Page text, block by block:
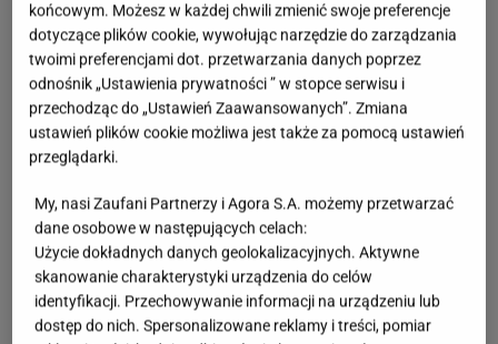
końcowym. Możesz w każdej chwili zmienić swoje preferencje
dotyczące plików cookie, wywołując narzędzie do zarządzania
twoimi preferencjami dot. przetwarzania danych poprzez
odnośnik „Ustawienia prywatności ” w stopce serwisu i
przechodząc do „Ustawień Zaawansowanych”. Zmiana
ustawień plików cookie możliwa jest także za pomocą ustawień
przeglądarki.
My, nasi Zaufani Partnerzy i Agora S.A. możemy przetwarzać
dane osobowe w następujących celach:
Użycie dokładnych danych geolokalizacyjnych. Aktywne
skanowanie charakterystyki urządzenia do celów
identyfikacji. Przechowywanie informacji na urządzeniu lub
dostęp do nich. Spersonalizowane reklamy i treści, pomiar